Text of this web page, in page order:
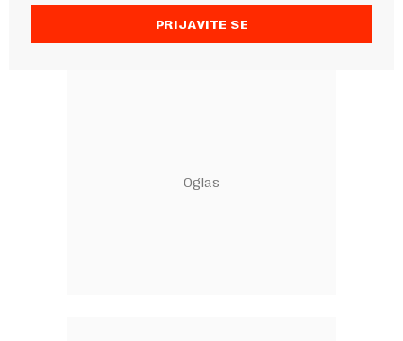
PRIJAVITE SE